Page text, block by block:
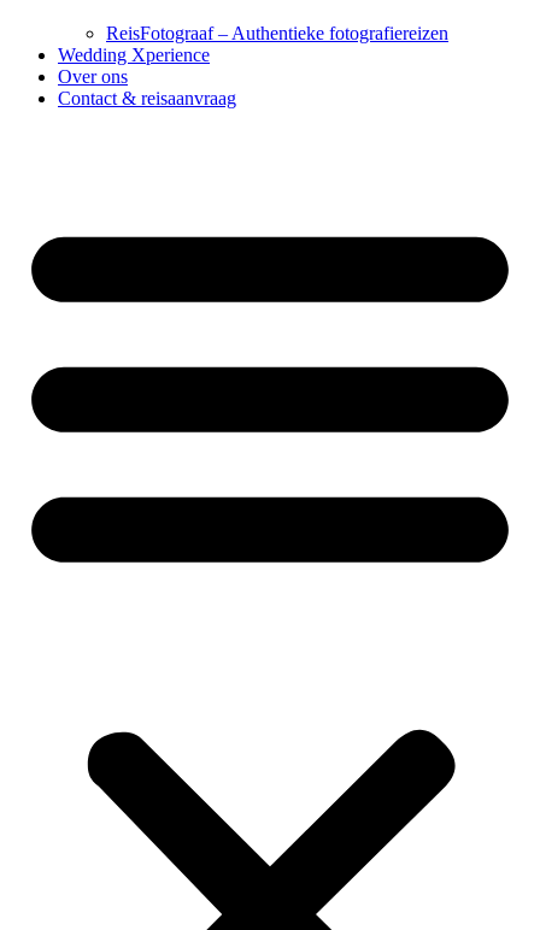
ReisFotograaf – Authentieke fotografiereizen
Wedding Xperience
Over ons
Contact & reisaanvraag